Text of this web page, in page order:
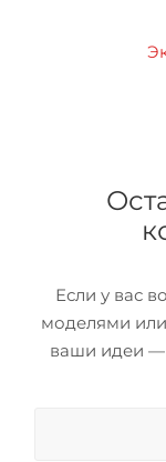
Если у вас
моделями
ваши идеи —